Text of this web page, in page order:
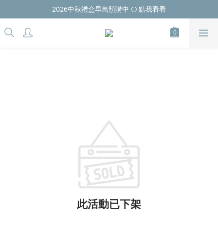
2026中秋禮盒早鳥預購中 🌕 點我看看
此活動已下架